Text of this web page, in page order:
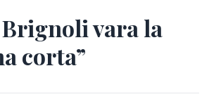
vara la
corta”